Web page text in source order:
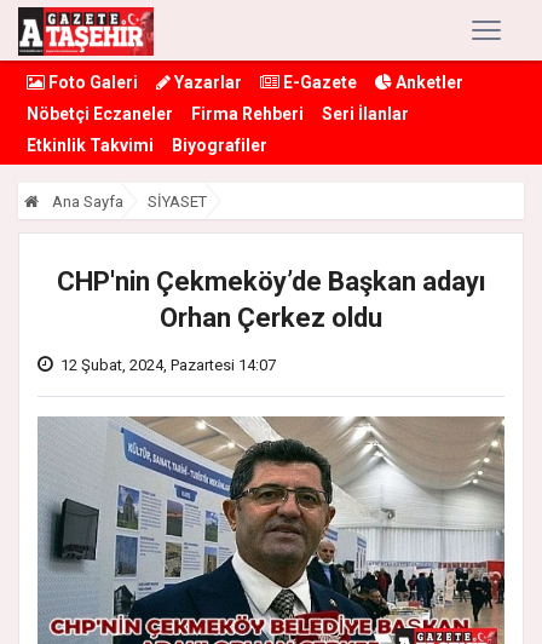
Foto Galeri Yazarlar E-Gazete
Anketler
Nöbetçi Eczaneler
Firma Rehberi
Seri İlanlar
Etkinlik Takvimi
Biyografiler
Ana Sayfa SİYASET
CHP'nin Çekmeköy’de Başkan adayı
Orhan Çerkez oldu
12 Şubat, 2024, Pazartesi 14:07